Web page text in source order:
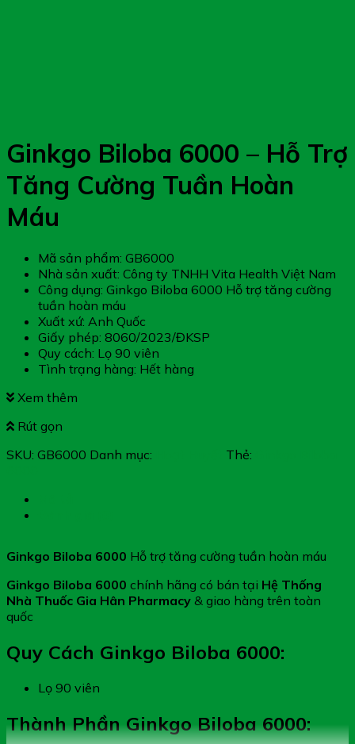
Ginkgo Biloba 6000 – Hỗ Trợ
Tăng Cường Tuần Hoàn
Máu
Mã sản phẩm: GB6000
Nhà sản xuất: Công ty TNHH Vita Health Việt Nam
Công dụng: Ginkgo Biloba 6000 Hỗ trợ tăng cường
tuần hoàn máu
Xuất xứ: Anh Quốc
Giấy phép: 8060/2023/ĐKSP
Quy cách: Lọ 90 viên
Tình trạng hàng: Hết hàng
Xem thêm
Rút gọn
SKU: GB6000 Danh mục: Thẻ:
Ginkgo Biloba 6000 Hỗ trợ tăng cường tuần hoàn máu
Ginkgo Biloba 6000 chính hãng có bán tại Hệ Thống
Nhà Thuốc Gia Hân Pharmacy & giao hàng trên toàn
quốc
Quy Cách Ginkgo Biloba 6000:
Lọ 90 viên
Thành Phần Ginkgo Biloba 6000: